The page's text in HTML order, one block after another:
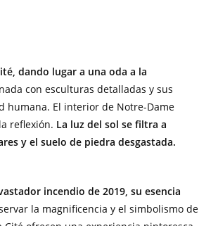
dando lugar a una oda a la
con esculturas detalladas y sus
humana. El interior de Notre-Dame
reflexión. La luz del sol se filtra a
y el suelo de piedra desgastada.
incendio de 2019, su esencia
la magnificencia y el simbolismo de